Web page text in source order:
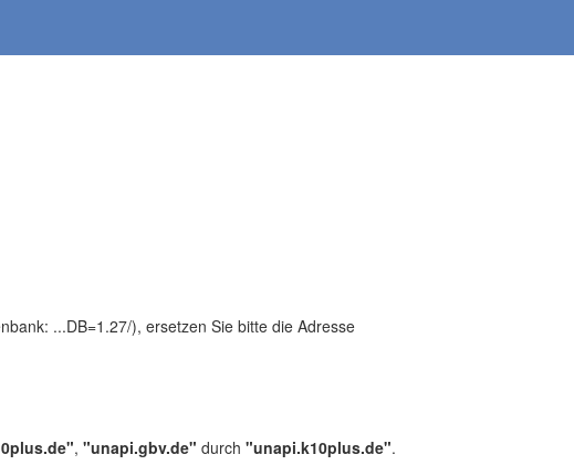
...DB=1.27/), ersetzen Sie bitte die Adresse
, "unapi.gbv.de" durch "unapi.k10plus.de".